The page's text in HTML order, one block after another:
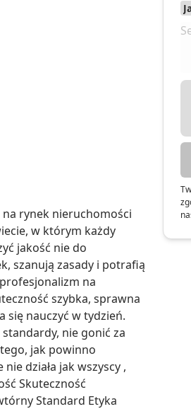
na rynek nieruchomości
w którym każdy
jakość nie do
szanują zasady i potrafią
na
szybka, sprawna
nauczyć w tydzień.
nie gonić za
jak powinno
działa jak wszyscy ,
Skuteczność
Standard Etyka